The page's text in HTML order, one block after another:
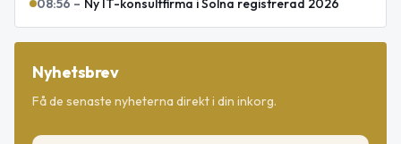
Nyhetsbrev
Få de senaste nyheterna direkt i din inkorg.